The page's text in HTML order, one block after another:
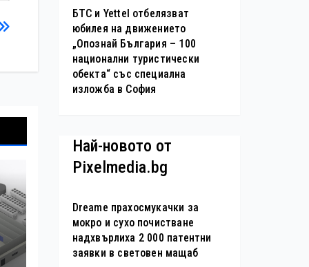
БТС и Yettel отбелязват
юбилея на движението
„Опознай България – 100
национални туристически
обекта“ със специална
изложба в София
Най-новото от
Pixelmedia.bg
Dreame прахосмукачки за
мокро и сухо почистване
надхвърлиха 2 000 патентни
заявки в световен мащаб